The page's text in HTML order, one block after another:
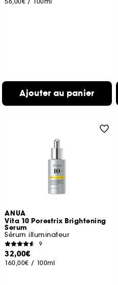
Ajouter au panier
ANUA
Vita 10 Porestrix Brightening
Serum
Sérum illuminateur
9
32,00€
160,00€ / 100ml